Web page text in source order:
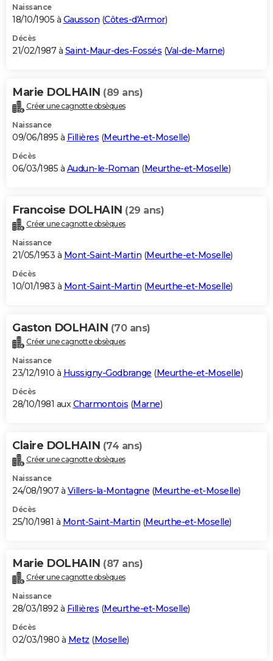
Naissance
18/10/1905 à Gausson (Côtes-d'Armor)
Décès
21/02/1987 à Saint-Maur-des-Fossés (Val-de-Marne)
Marie DOLHAIN (89 ans)
Créer une cagnotte obsèques
Naissance
09/06/1895 à Fillières (Meurthe-et-Moselle)
Décès
06/03/1985 à Audun-le-Roman (Meurthe-et-Moselle)
Francoise DOLHAIN (29 ans)
Créer une cagnotte obsèques
Naissance
21/05/1953 à Mont-Saint-Martin (Meurthe-et-Moselle)
Décès
10/01/1983 à Mont-Saint-Martin (Meurthe-et-Moselle)
Gaston DOLHAIN (70 ans)
Créer une cagnotte obsèques
Naissance
23/12/1910 à Hussigny-Godbrange (Meurthe-et-Moselle)
Décès
28/10/1981 auxCharmontois (Marne)
Claire DOLHAIN (74 ans)
Créer une cagnotte obsèques
Naissance
24/08/1907 à Villers-la-Montagne (Meurthe-et-Moselle)
Décès
25/10/1981 à Mont-Saint-Martin (Meurthe-et-Moselle)
Marie DOLHAIN (87 ans)
Créer une cagnotte obsèques
Naissance
28/03/1892 à Fillières (Meurthe-et-Moselle)
Décès
02/03/1980 à Metz (Moselle)